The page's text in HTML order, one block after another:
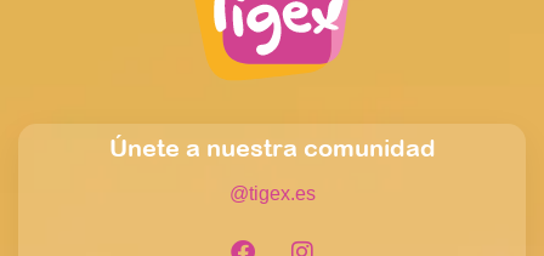
Únete a nuestra comunidad
@tigex.es